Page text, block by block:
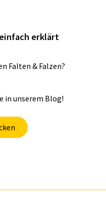
er­klärt
Falten & Falzen?
in unserem Blog!